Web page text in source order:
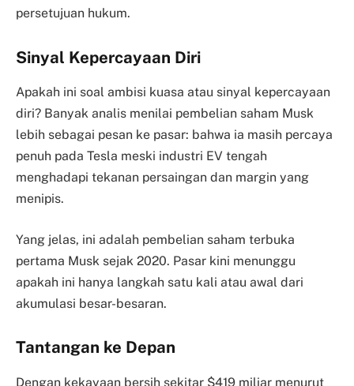
persetujuan hukum.
Sinyal Kepercayaan Diri
Apakah ini soal ambisi kuasa atau sinyal kepercayaan
diri? Banyak analis menilai pembelian saham Musk
lebih sebagai pesan ke pasar: bahwa ia masih percaya
penuh pada Tesla meski industri EV tengah
menghadapi tekanan persaingan dan margin yang
menipis.
Yang jelas, ini adalah pembelian saham terbuka
pertama Musk sejak 2020. Pasar kini menunggu
apakah ini hanya langkah satu kali atau awal dari
akumulasi besar-besaran.
Tantangan ke Depan
Dengan kekayaan bersih sekitar $419 miliar menurut